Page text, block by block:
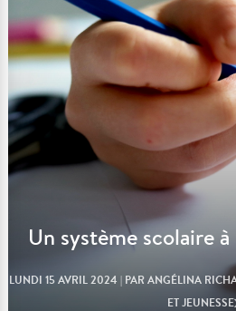
Lire l'article
Un système scolaire
LUNDI 15 AVRIL 2024 | PAR ANGÉLINA
ET